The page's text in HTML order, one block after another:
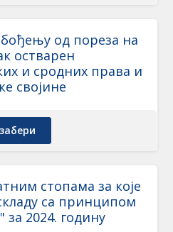
од пореза на
остварен
и сродних права и
својине
стопама за које
са принципом
за 2024. годину